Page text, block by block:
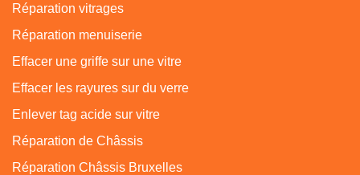
Réparation vitrages
Réparation menuiserie
Effacer une griffe sur une vitre
Effacer les rayures sur du verre
Enlever tag acide sur vitre
Réparation de Châssis
Réparation Châssis Bruxelles